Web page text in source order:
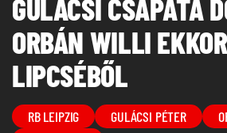
GULÁCSI CSAPATA
ORBÁN WILLI
LIPCSÉBŐL
RB LEIPZIG GULÁCSI PÉTER